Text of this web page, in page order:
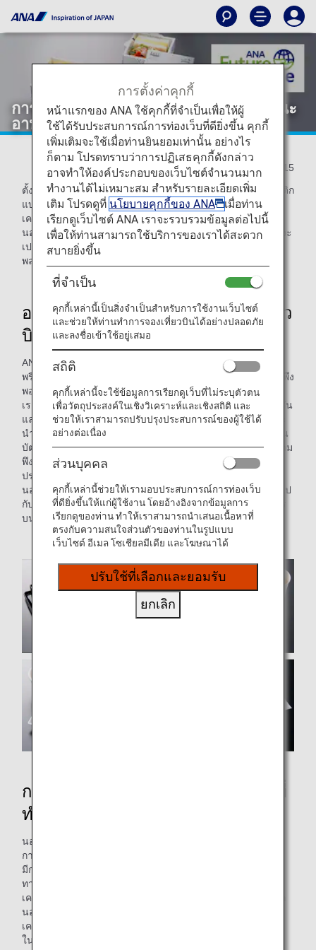
การลดขยะพลาสติกโดยการนำเสนอภาชนะ
อาหารบนเครื่องที่ทำจากกระดาษ
2022/11/15
ตั้งแต่เดือนธันวาคม 2022 เป็นต้นไป ANA จะเปลี่ยนจากพลาสติก
แบบใช้แล้วทิ้งเป็นกระดาษเป็นวัสดุสำหรับภาชนะอาหารบน
เครื่องในห้องโดยสารชั้นพรีเมียมบนเที่ยวบินภายในประเทศ
นอกจากนี้ ถ้วยซุปและอุปกรณ์อื่นๆ ที่เคยใช้เป็นแบบใช้แล้วทิ้งจะ
เปลี่ยนไปเป็นแบบนำกลับมาใช้ใหม่ได้เพื่อลดปริมาณของขยะ
พลาสติกแบบใช้แล้วทิ้ง
อาหารชั้นพรีเมียมรูปแบบใหม่บนเที่ยว
บินภายในประเทศ
ANA ได้เปิดตัวแนวคิดใหม่ “ครัวชั้นพรีเมียม” สำหรับอาหารชั้น
พรีเมียมบนเที่ยวบินภายในประเทศเพื่อให้ผู้โดยสารมีความรู้สึกพึง
พอใจมากขึ้นกว่าที่เคย
เรามุ่งมั่นเสมอที่จะมอบไม่เพียงแต่รสชาติเท่านั้น แต่ยังเสนอสีสัน
และฤดูกาลแห่งอาหารชั้นพรีเมียมของเรา “ครัวชั้นพรีเมียม” จะ
นำเสนอความคิดและความชำนาญพิเศษของเชฟของ ANA ผ่าน
บัตรเมนูและ ANA SKY WEB เพื่อให้ผู้โดยสารได้สัมผัสกับ “ความ
พึงพอใจที่ได้เรียนรู้” นอกเหนือจาก “ความพึงพอใจที่ได้รับ
ประทาน”
นอกจากนี้ เพื่อที่จะรับรองว่าผู้โดยสารทุกท่านจะได้เพลิดเพลินไป
กับอาหารได้อย่างสบายใจ ข้อมูลเกี่ยวกับสารก่อภูมิแพ้ในอาหาร
บนเครื่อง (รายการเฉพาะ 7 ราย) จะกำกับไว้อย่างชัดเจน
การนำเสนอภาชนะอาหารบนเครื่องที่
ทำจากกระดาษ
นอกจากนี้ ภายชนะอาหารรูปแบบใหม่จะพร้อมให้บริการไปกับ
การเปิดตัว “ครัวชั้นพรีเมียม”
มีการใช้ภาชนะพลาสติกแบบใช้แล้วทิ้งประมาณ 70% ของเส้น
ทางต่างๆ ที่ให้บริการชั้นพรีเมียม และการให้บริการอาหารบน
เครื่องจะแทนที่ด้วยภาชนะกระดาษที่ทำมาจากกระดาษรีไซเคิล
นอกจากนี้ ถ้วยพลาสติก ชั้นแบ่งอาหารภายในภาชนะ และถ้วย
เครื่องเคียงจะเปลี่ยนไปเป็นผลิตภัณฑ์ที่ทำมาจากกระดาษแทน
ในทำนองเดียวกัน ถ้วยซุปที่เคยที่มาจากพลาสติกแบบใช้แล้วทิ้ง
การตั้งค่าคุกกี้
หน้าแรกของ ANA ใช้คุกกี้ที่จำเป็นเพื่อให้ผู้
ใช้ได้รับประสบการณ์การท่องเว็บที่ดียิ่งขึ้น คุกกี้
เพิ่มเติมจะใช้เมื่อท่านยินยอมเท่านั้น อย่างไร
ก็ตาม โปรดทราบว่าการปฏิเสธคุกกี้ดังกล่าว
อาจทำให้องค์ประกอบของเว็บไซต์จำนวนมาก
ทำงานได้ไม่เหมาะสม สำหรับรายละเอียดเพิ่ม
เติม โปรดดูที่ นโยบายคุกกี้ของ ANA
เมื่อท่าน
เรียกดูเว็บไซต์ ANA เราจะรวบรวมข้อมูลต่อไปนี้
เพื่อให้ท่านสามารถใช้บริการของเราได้สะดวก
สบายยิ่งขึ้น
ที่จำเป็น
คุกกี้เหล่านี้เป็นสิ่งจำเป็นสำหรับการใช้งานเว็บไซต์
และช่วยให้ท่านทำการจองเที่ยวบินได้อย่างปลอดภัย
และลงชื่อเข้าใช้อยู่เสมอ
สถิติ
คุกกี้เหล่านี้จะใช้ข้อมูลการเรียกดูเว็บที่ไม่ระบุตัวตน
เพื่อวัตถุประสงค์ในเชิงวิเคราะห์และเชิงสถิติ และ
ช่วยให้เราสามารถปรับปรุงประสบการณ์ของผู้ใช้ได้
อย่างต่อเนื่อง
ส่วนบุคคล
คุกกี้เหล่านี้ช่วยให้เรามอบประสบการณ์การท่องเว็บ
ที่ดียิ่งขึ้นให้แก่ผู้ใช้งาน โดยอ้างอิงจากข้อมูลการ
เรียกดูของท่าน ทำให้เราสามารถนำเสนอเนื้อหาที่
ตรงกับความสนใจส่วนตัวของท่านในรูปแบบ
เว็บไซต์ อีเมล โซเชียลมีเดีย และโฆษณาได้
ปรับใช้ที่เลือกและยอมรับ
ยกเลิก